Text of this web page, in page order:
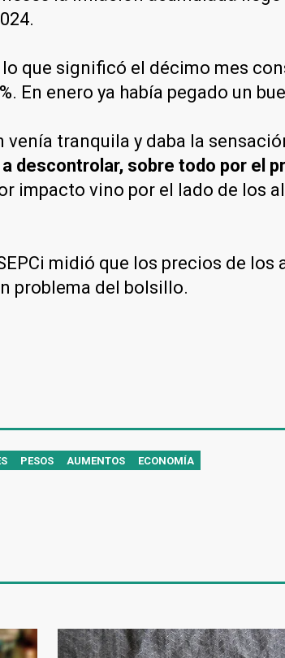
que significó el décimo mes
En enero ya había pegado un
tranquila y daba la
descontrolar, sobre todo por el
impacto vino por el lado de los
midió que los precios de los
problema del bolsillo.
PESOS AUMENTOS ECONOMÍA